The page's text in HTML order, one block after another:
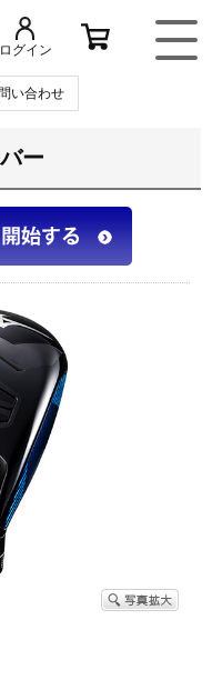
ログイン
い合わせ
ー